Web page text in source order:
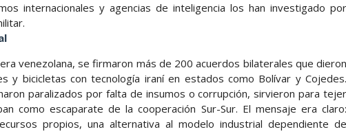
internacionales y agencias de inteligencia los han investigado por
venezolana, se firmaron más de 200 acuerdos bilaterales que dieron
y bicicletas con tecnología iraní en estados como Bolívar y Cojedes.
paralizados por falta de insumos o corrupción, sirvieron para tejer
como escaparate de la cooperación Sur-Sur. El mensaje era claro:
propios, una alternativa al modelo industrial dependiente de